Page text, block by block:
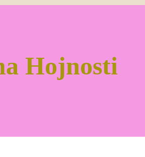
Hojnosti